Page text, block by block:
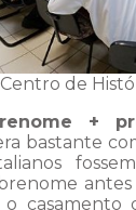
de
+
bastante
casamento